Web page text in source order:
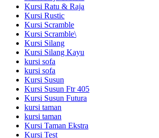
Kursi Ratu & Raja
Kursi Rustic
Kursi Scramble
Kursi Scramble\
Kursi Silang
Kursi Silang Kayu
kursi sofa
kursi sofa
Kursi Susun
Kursi Susun Ftr 405
Kursi Susun Futura
kursi taman
kursi taman
Kursi Taman Ekstra
Kursi Test